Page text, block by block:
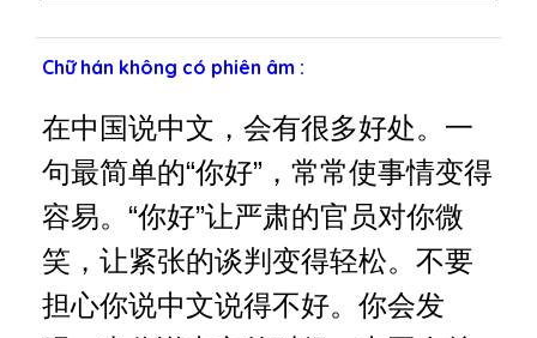
h
h
á
â
m
t
h
Chữ hán không có phiên âm :
在中国说中文，会有很多好处。一
句最简单的“你好”，常常使事情变得
容易。“你好”让严肃的官员对你微
笑，让紧张的谈判变得轻松。不要
担心你说中文说得不好。你会发